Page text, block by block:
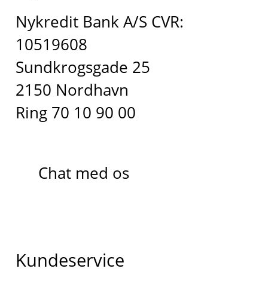
Nykredit Bank A/S CVR:
10519608
Sundkrogsgade 25
2150 Nordhavn
Ring 70 10 90 00
Chat med os
Kundeservice